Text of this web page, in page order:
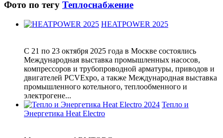
Фото по тегу Теплоснабжение
HEATPOWER 2025
С 21 по 23 октября 2025 года в Москве состоялись
Международная выставка промышленных насосов,
компрессоров и трубопроводной арматуры, приводов и
двигателей PCVExpo, а также Международная выставка
промышленного котельного, теплообменного и
электрогене...
Тепло и
Энергетика Heat Electro